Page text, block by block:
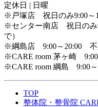
定休日 | 日曜
※戸塚店 祝日のみ9:00～
※センター南店 祝日のみ
で）
※綱島店 9:00～20:00 不
※CARE room 茅ヶ崎 9:00
※CARE room 綱島 9:00
TOP
整体院・整骨院